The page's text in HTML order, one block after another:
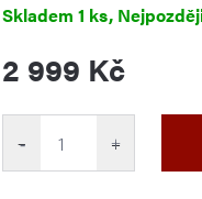
Skladem 1 ks
2 999 Kč
Měrná
cena:
+
−